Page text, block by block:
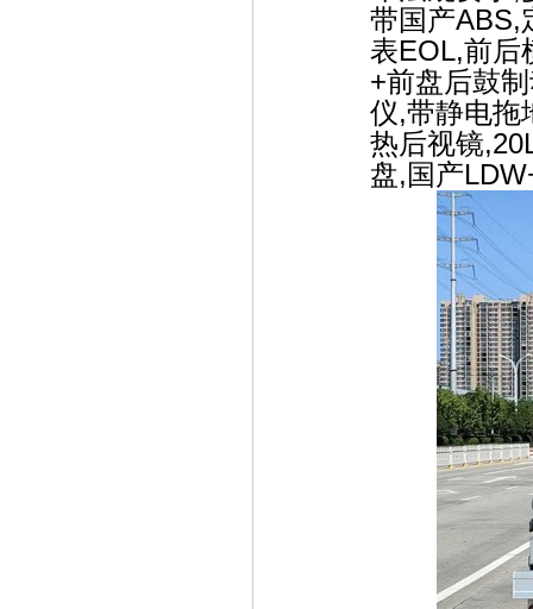
带国产ABS,
表EOL,前后
+前盘后鼓
仪,带静电拖
热后视镜
盘,国产